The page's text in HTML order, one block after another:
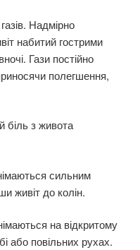
Надмірно
набитий гострими
Гази постійно
полегшення,
біль з живота
сильним
живіт до колін.
на відкритому
або повільних рухах.